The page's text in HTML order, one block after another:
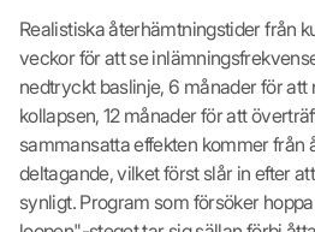
Realistiska återhämtningstider från
veckor för att se
nedtryckt baslinje, 6 månader för att
kollapsen, 12 månader för att
sammansatta effekten kommer från
deltagande, vilket först slår in efter
synligt. Program som försöker